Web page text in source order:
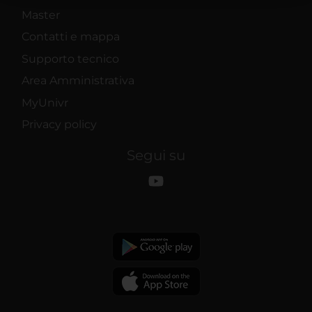
raccolto dal tuo utilizzo dei loro servizi.
Master
Contatti e mappa
Supporto tecnico
Area Amministrativa
MyUnivr
Privacy policy
Segui su